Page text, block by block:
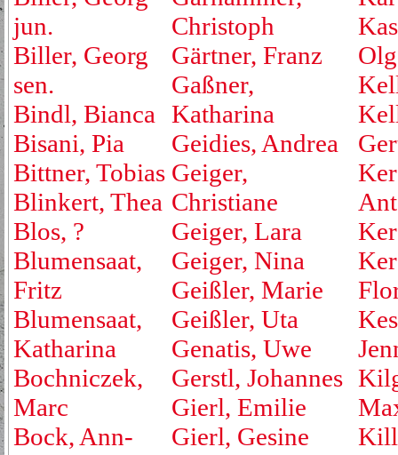
jun.
Biller, Georg
sen.
Bindl, Bianca
Bisani, Pia
Bittner, Tobias
Blinkert, Thea
Blos, ?
Blumensaat,
Fritz
Blumensaat,
Katharina
Bochniczek,
Marc
Bock, Ann-
Christoph
Gärtner, Franz
Gaßner,
Katharina
Geidies, Andrea
Geiger,
Christiane
Geiger, Lara
Geiger, Nina
Geißler, Marie
Geißler, Uta
Genatis, Uwe
Gerstl, Johannes
Gierl, Emilie
Gierl, Gesine